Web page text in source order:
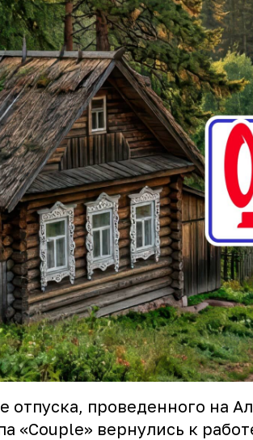
отпуска, проведенного на
«Couple» вернулись к